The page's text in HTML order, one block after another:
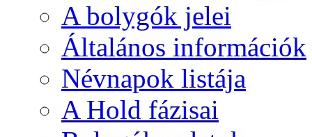
A boly­gók je­lei
Ál­ta­lá­nos in­for­má­ci­ók
Név­na­pok lis­tá­ja
A Hold fá­zi­sai